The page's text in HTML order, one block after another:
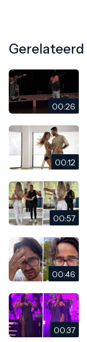
Gerelateerd
00:26
00:12
00:57
00:46
00:37